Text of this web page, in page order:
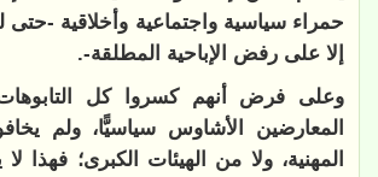
حمراء سياسية واجتماعية وأخلاقية -حتى
إلا على رفض الإباحية المطلقة-.
وعلى فرض أنهم كسروا كل
المعارضين الأشاوس سياسيًّا، ولم
المهنية، ولا من الهيئات الكبرى؛ فهذا